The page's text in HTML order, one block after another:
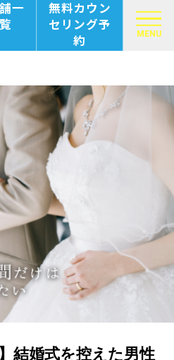
一
覧
無料カウン
セリング予
約
MENU
結婚式を控えた男性